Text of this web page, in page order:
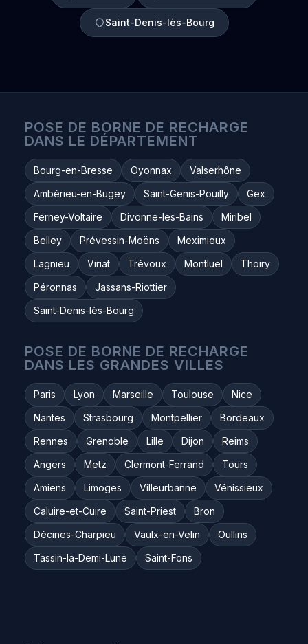
Saint-Denis-lès-Bourg
POSE DE BORNE DE RECHARGE
DANS LE DÉPARTEMENT
Bourg-en-Bresse Oyonnax
Valserhône
Ambérieu-en-Bugey
Saint-Genis-Pouilly
Gex
Ferney-Voltaire
Divonne-les-Bains
Miribel
Belley
Prévessin-Moëns
Meximieux
Lagnieu
Viriat Trévoux Montluel
Thoiry
Péronnas
Jassans-Riottier
Saint-Denis-lès-Bourg
POSE DE BORNE DE RECHARGE
DANS LES GRANDES VILLES
Paris Lyon Marseille Toulouse
Nice
Nantes
Strasbourg Montpellier
Bordeaux
Rennes
Grenoble Lille Dijon
Reims
Angers
Metz Clermont-Ferrand
Tours
Amiens
Limoges Villeurbanne
Vénissieux
Caluire-et-Cuire
Saint-Priest
Bron
Décines-Charpieu
Vaulx-en-Velin
Oullins
Tassin-la-Demi-Lune
Saint-Fons